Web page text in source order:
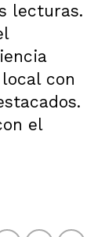
lecturas.
con
el